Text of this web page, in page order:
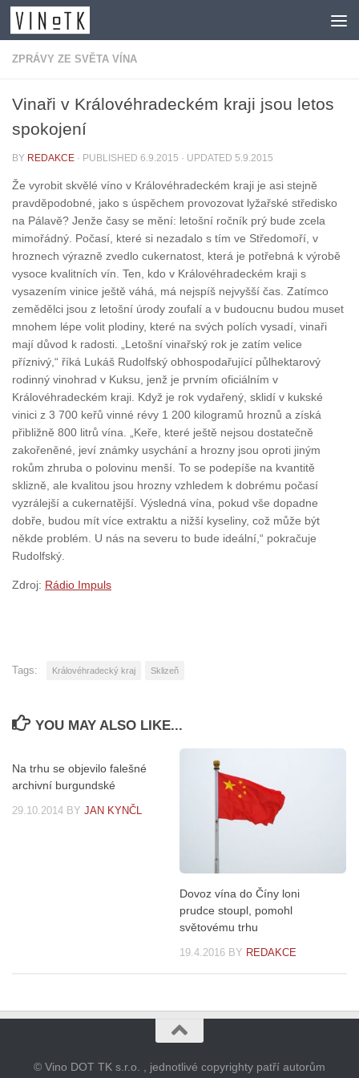
Skip to content
ZPRÁVY ZE SVĚTA VÍNA
Vinaři v Královéhradeckém kraji jsou letos
spokojení
BY REDAKCE · PUBLISHED 6.9.2015 · UPDATED 5.9.2015
Že vyrobit skvělé víno v Královéhradeckém kraji je asi stejně
pravděpodobné, jako s úspěchem provozovat lyžařské středisko
na Pálavě? Jenže časy se mění: letošní ročník prý bude zcela
mimořádný. Počasí, které si nezadalo s tím ve Středomoří, v
hroznech výrazně zvedlo cukernatost, která je potřebná k výrobě
vysoce kvalitních vín. Ten, kdo v Královéhradeckém kraji s
vysazením vinice ještě váhá, má nejspíš nejvyšší čas. Zatímco
zemědělci jsou z letošní úrody zoufalí a v budoucnu budou muset
mnohem lépe volit plodiny, které na svých polích vysadí, vinaři
mají důvod k radosti. „Letošní vinařský rok je zatím velice
příznivý,“ říká Lukáš Rudolfský obhospodařující půlhektarový
rodinný vinohrad v Kuksu, jenž je prvním oficiálním v
Královéhradeckém kraji. Když je rok vydařený, sklidí v kukské
vinici z 3 700 keřů vinné révy 1 200 kilogramů hroznů a získá
přibližně 800 litrů vína. „Keře, které ještě nejsou dostatečně
zakořeněné, jeví známky usychání a hrozny jsou oproti jiným
rokům zhruba o polovinu menší. To se podepíše na kvantitě
sklizně, ale kvalitou jsou hrozny vzhledem k dobrému počasí
vyzrálejší a cukernatější. Výsledná vína, pokud vše dopadne
dobře, budou mít více extraktu a nižší kyseliny, což může být
někde problém. U nás na severu to bude ideální,“ pokračuje
Rudolfský.
Zdroj: Rádio Impuls
Tags: Královéhradecký kraj Sklizeň
YOU MAY ALSO LIKE...
Na trhu se objevilo falešné
archivní burgundské
29.10.2014 BY JAN KYNČL
Dovoz vína do Číny loni
prudce stoupl, pomohl
světovému trhu
19.4.2016 BY REDAKCE
© Vino DOT TK s.r.o. , jednotlivé copyrighty patří autorům